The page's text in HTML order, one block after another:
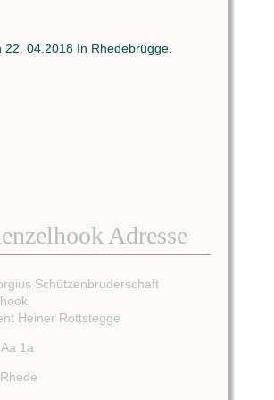
04.2018 In Rhedebrügge.
Adresse
Schützenbruderschaft
Heiner Rottstegge
1a